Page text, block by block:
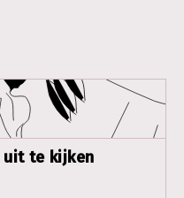
uit te kijken